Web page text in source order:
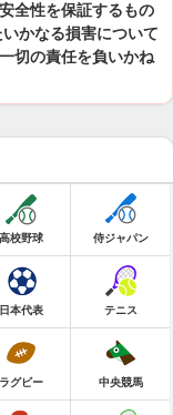
全性を保証するもの
かなる損害について
切の責任を負いかね
高校野球 侍ジャパン
日本代表 テニス
ラグビー 中央競馬